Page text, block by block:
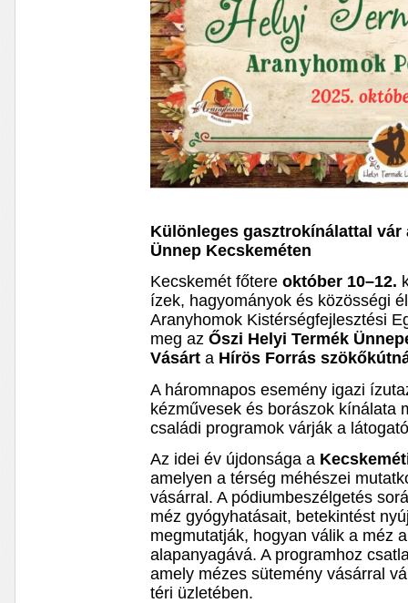
Különleges gasztrokínálattal vár
Ünnep Kecskeméten
Kecskemét főtereoktóber 10–12.
ízek, hagyományok és közösségi
Aranyhomok Kistérségfejlesztési
meg az Őszi Helyi Termék
Vásárt a Hírös Forrás
A háromnapos esemény igazi
kézművesek és borászok kínálata
családi programok várják a
Az idei év újdonsága a
amelyen a térség méhészei
vásárral. A pódiumbeszélgetés
méz gyógyhatásait, betekintést
megmutatják, hogyan válik a méz
alapanyagává. A programhoz
amely mézes sütemény vásárral
téri üzletében.